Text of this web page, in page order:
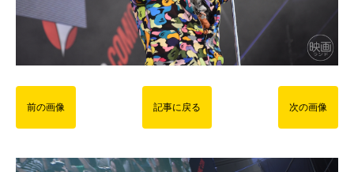
前の画像 記事に戻る 次の画像